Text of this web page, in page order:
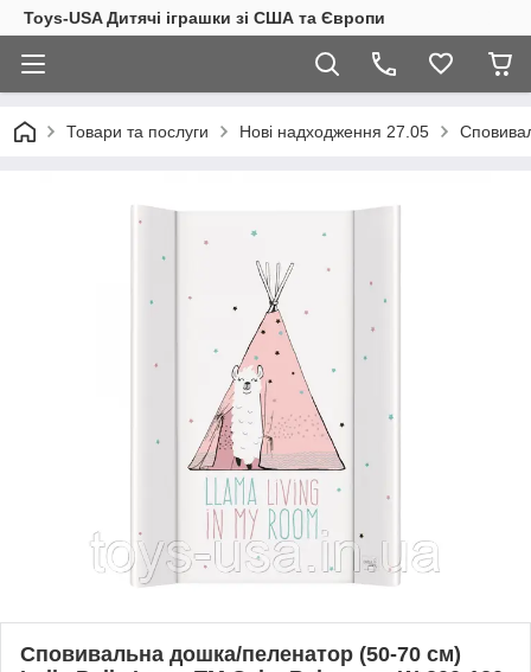
Toys-USA Дитячі іграшки зі США та Європи
Товари та послуги Нові надходження 27.05
Сповивальна дошка/пеленатор (50-70 см)